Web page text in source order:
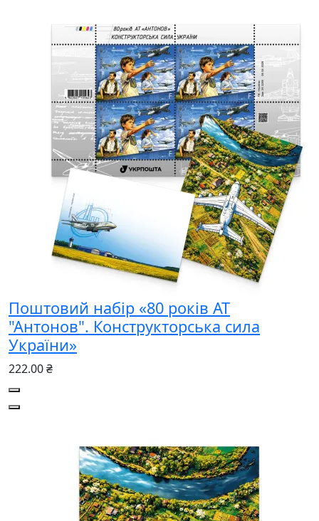
Поштовий набір «80 років АТ
"Антонов". Конструкторська сила
України»
222.00 ₴